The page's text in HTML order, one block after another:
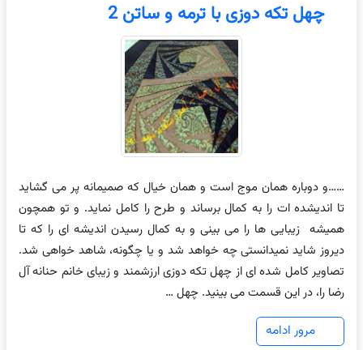
چهل تکه دوزی با ترمه و ساتن 2
……و دوباره همان موج است و همان خیال که صمیمانه پر می گشاید
تا اندیشده ات را به کمال برساند و طرح را کامل نماید. و تو همچون
همیشه زیبایی ها را می بینی و به کمال رسیدن اندیشه ای را که تا
دیروز شاید نمیدانستی چه خواهد شد و یا چگونه، شاهد خواهی شد.
تصاویر کامل شده ای از چهل تکه دوزی ارزشمند و زیبای خانم حنانه آل
رضا را، در این قسمت می بینید. چهل …
مرور ادامه